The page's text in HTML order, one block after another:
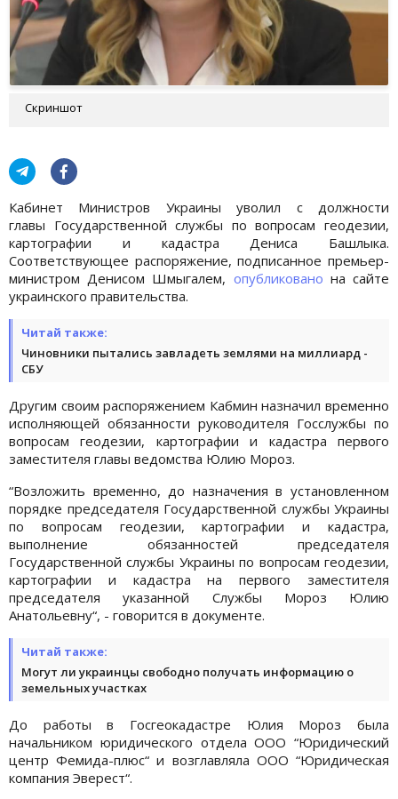
Скриншот
Кабинет Министров Украины уволил с должности
главы Государственной службы по вопросам геодезии,
картографии и кадастра Дениса Башлыка.
Соответствующее распоряжение, подписанное премьер-
министром Денисом Шмыгалем, опубликовано на сайте
украинского правительства.
Читай также:
Чиновники пытались завладеть землями на миллиард -
СБУ
Другим своим распоряжением Кабмин назначил временно
исполняющей обязанности руководителя Госслужбы по
вопросам геодезии, картографии и кадастра первого
заместителя главы ведомства Юлию Мороз.
“Возложить временно, до назначения в установленном
порядке председателя Государственной службы Украины
по вопросам геодезии, картографии и кадастра,
выполнение обязанностей председателя
Государственной службы Украины по вопросам геодезии,
картографии и кадастра на первого заместителя
председателя указанной Службы Мороз Юлию
Анатольевну“, - говорится в документе.
Читай также:
Могут ли украинцы свободно получать информацию о
земельных участках
До работы в Госгеокадастре Юлия Мороз была
начальником юридического отдела ООО “Юридический
центр Фемида-плюс“ и возглавляла ООО “Юридическая
компания Эверест“.